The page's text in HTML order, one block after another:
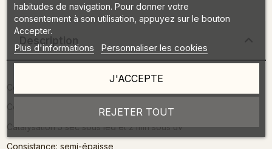
Description
Contenance :7 ml
Couleur couvrante
Catalysation 5 sec sous led et 2 min sous uv
Consistance: semi-épaisse
habitudes de navigation. Pour donner votre
consentement à son utilisation, appuyez sur le bouton
Accepter.
Plus d'informations Personnaliser les cookies
REJETER TOUT
J'ACCEPTE